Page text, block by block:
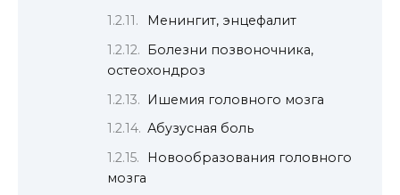
Менингит, энцефалит
Болезни позвоночника,
остеохондроз
Ишемия головного мозга
Абузусная боль
Новообразования головного
мозга